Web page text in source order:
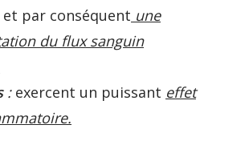
par conséquent une
du flux sanguin
:exercent un puissant effet